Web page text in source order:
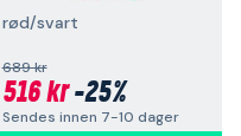
rød/svart
689 kr
516 kr-25%
Sendes innen 7-10 dager